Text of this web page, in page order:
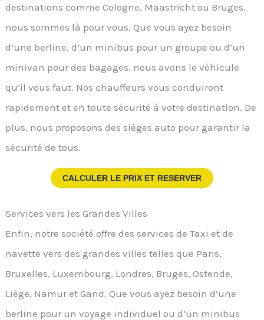
destinations comme Cologne, Maastricht ou Bruges,
nous sommes là pour vous. Que vous ayez besoin
d’une berline, d’un minibus pour un groupe ou d’un
minivan pour des bagages, nous avons le véhicule
qu’il vous faut. Nos chauffeurs vous conduiront
rapidement et en toute sécurité à votre destination. De
plus, nous proposons des sièges auto pour garantir la
sécurité de tous.
CALCULER LE PRIX ET RESERVER
Services vers les Grandes Villes
Enfin, notre société offre des services de Taxi et de
navette vers des grandes villes telles que Paris,
Bruxelles, Luxembourg, Londres, Bruges, Ostende,
Liège, Namur et Gand. Que vous ayez besoin d’une
berline pour un voyage individuel ou d’un minibus